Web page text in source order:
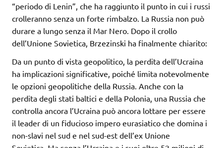
“periodo di Lenin”, che ha raggiunto il punto in cui i russi
crolleranno senza un forte rimbalzo. La Russia non può
durare a lungo senza il Mar Nero. Dopo il crollo
dell’Unione Sovietica, Brzezinski ha finalmente chiarito:
Da un punto di vista geopolitico, la perdita dell’Ucraina
ha implicazioni significative, poiché limita notevolmente
le opzioni geopolitiche della Russia. Anche con la
perdita degli stati baltici e della Polonia, una Russia che
controlla ancora l’Ucraina può ancora lottare per essere
il leader di un fiducioso impero eurasiatico che domina i
non-slavi nel sud e nel sud-est dell’ex Unione